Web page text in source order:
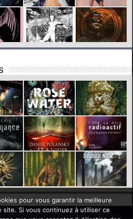
pour vous garantir la meilleure
Si vous continuez à utiliser ce